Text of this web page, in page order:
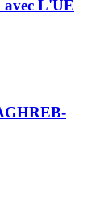
avec L'UE